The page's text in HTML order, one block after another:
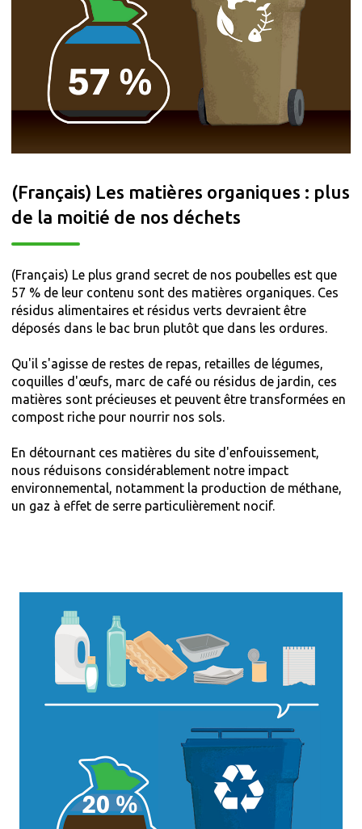
(Français) Les matières organiques : plus
de la moitié de nos déchets
(Français) Le plus grand secret de nos poubelles est que
57 % de leur contenu sont des matières organiques. Ces
résidus alimentaires et résidus verts devraient être
déposés dans le bac brun plutôt que dans les ordures.
Qu'il s'agisse de restes de repas, retailles de légumes,
coquilles d'œufs, marc de café ou résidus de jardin, ces
matières sont précieuses et peuvent être transformées en
compost riche pour nourrir nos sols.
En détournant ces matières du site d'enfouissement,
nous réduisons considérablement notre impact
environnemental, notamment la production de méthane,
un gaz à effet de serre particulièrement nocif.